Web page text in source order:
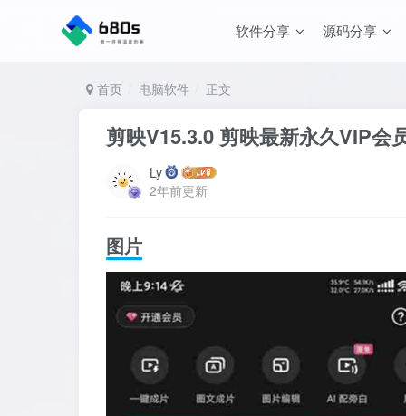
软件分享 源码分享
首页 电脑软件 正文
剪映V15.3.0 剪映最新永久VIP会
Ly
2年前更新
图片